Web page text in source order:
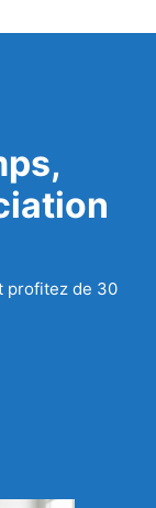
profitez de 30